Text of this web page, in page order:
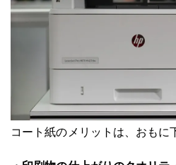
コート紙のメリットは、おもに